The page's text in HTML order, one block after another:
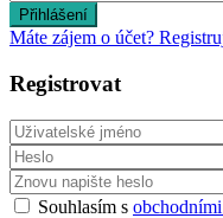
Přihlášení
Máte zájem o účet?
Registrovat
Souhlasím s